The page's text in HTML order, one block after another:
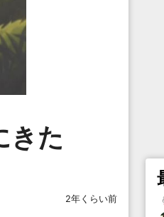
きた
2年くらい前